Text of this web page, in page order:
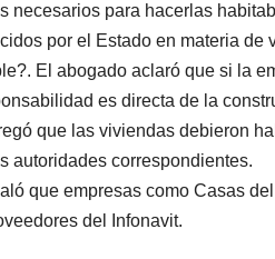
necesarios para hacerlas
por el Estado en materia de
El abogado aclaró que si la
es directa de la
que las viviendas debieron
autoridades correspondientes.
que empresas como Casas
del Infonavit.